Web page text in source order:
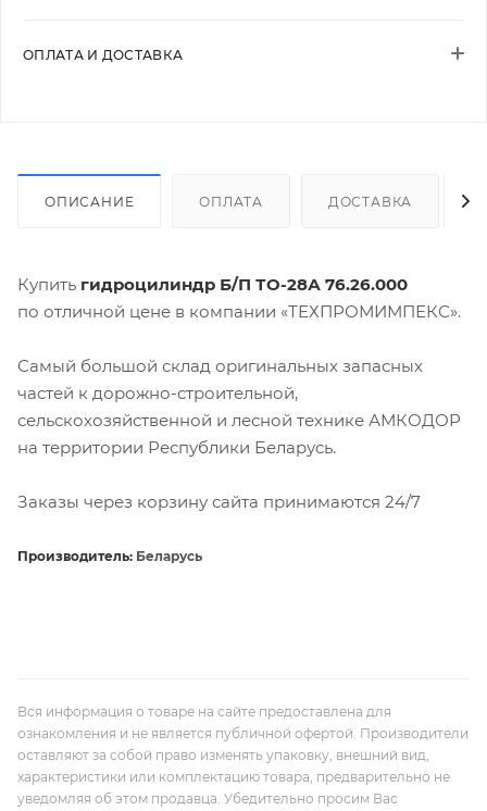
ОПЛАТА И ДОСТАВКА
ОПИСАНИЕ ОПЛАТА ДОСТАВКА
Купить гидроцилиндр Б/П ТО-28А 76.26.000
по отличной цене в компании «ТЕХПРОМИМПЕКС».
Самый большой склад оригинальных запасных
частей к дорожно-строительной,
сельскохозяйственной и лесной технике АМКОДОР
на территории Республики Беларусь.
Заказы через корзину сайта принимаются 24/7
Производитель: Беларусь
Вся информация о товаре на сайте предоставлена для
ознакомления и не является публичной офертой. Производители
оставляют за собой право изменять упаковку, внешний вид,
характеристики или комплектацию товара, предварительно не
уведомляя об этом продавца. Убедительно просим Вас